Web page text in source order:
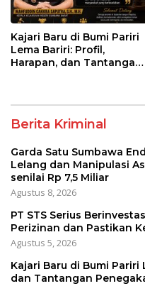
Kajari Baru di Bumi Pariri
Lema Bariri: Profil,
Harapan, dan Tantangan
Berita Kriminal
Garda Satu Sumbawa
Lelang dan Manipulasi
senilai Rp 7,5 Miliar
Agustus 8, 2026
PT STS Serius
Perizinan dan Pastikan
Agustus 5, 2026
Kajari Baru di Bumi Pariri
dan Tantangan